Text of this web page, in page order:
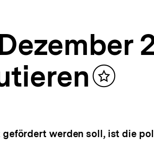
Inhalt
merken
werden soll, ist die